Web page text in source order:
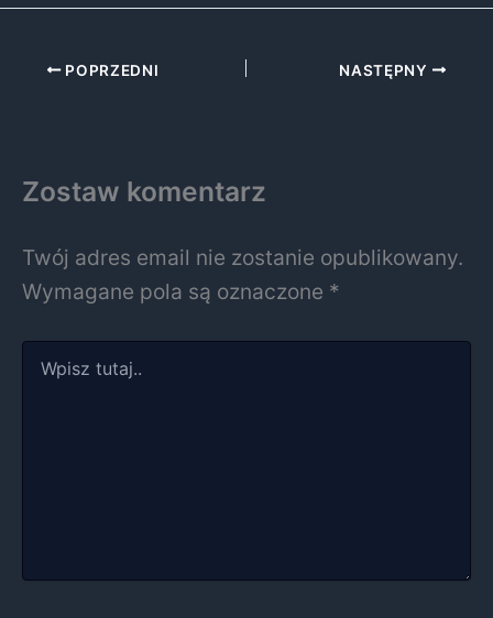
POPRZEDNI NASTĘPNY
Zostaw komentarz
Twój adres email nie zostanie opublikowany.
Wymagane pola są oznaczone *
tutaj..